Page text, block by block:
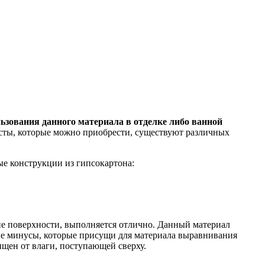
данного материала в отделке либо ванной
которые можно приобрести, существуют различных
конструкции из гипсокартона:
поверхности, выполняется отлично. Данный материал
минусы, которые присущи для материала выравнивания
от влаги, поступающей сверху.